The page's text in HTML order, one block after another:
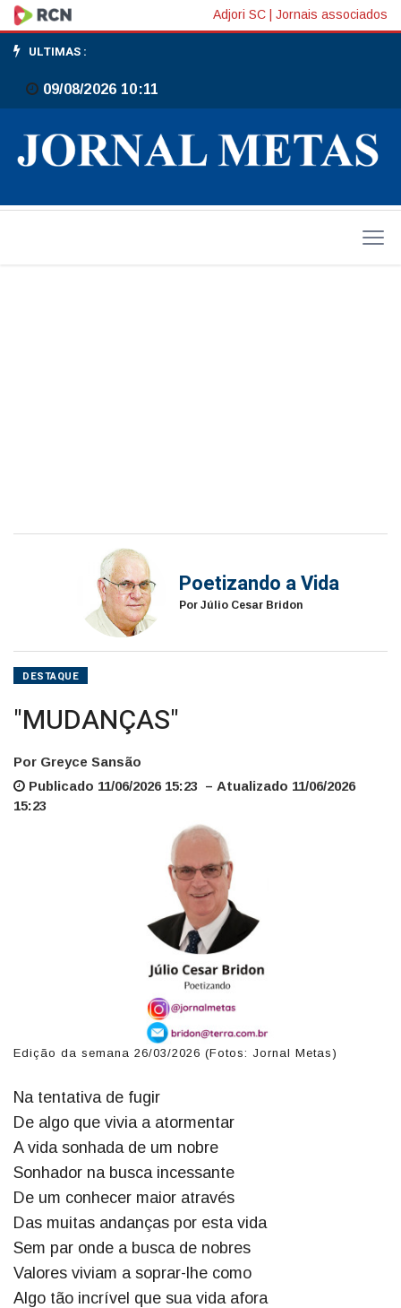
"MUDANÇAS" Adjori SC Jornais associados
ULTIMAS :
09/08/2026 10:11
Poetizando a Vida
Por Júlio Cesar Bridon
DESTAQUE
"MUDANÇAS"
Por Greyce Sansão
Publicado 11/06/2026 15:23 – Atualizado 11/06/2026
15:23
Edição da semana 26/03/2026 (Fotos: Jornal Metas)
Na tentativa de fugir
De algo que vivia a atormentar
A vida sonhada de um nobre
Sonhador na busca incessante
De um conhecer maior através
Das muitas andanças por esta vida
Sem par onde a busca de nobres
Valores viviam a soprar-lhe como
Algo tão incrível que sua vida afora